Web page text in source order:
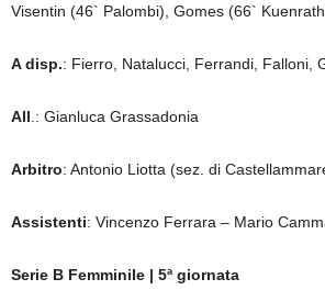
Visentin (46` Palombi), Gomes (66`
A disp.: Fierro, Natalucci, Ferrandi, Falloni,
All .: Gianluca Grassadonia
Arbitro: Antonio Liotta (sez. di
Assistenti: Vincenzo Ferrara – Mario
Serie B Femminile | 5ª giornata